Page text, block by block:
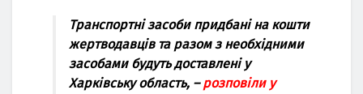
Транспортні засоби придбані на кошти
жертводавців та разом з необхідними
засобами будуть доставлені у
Харківську область, –розповіли у